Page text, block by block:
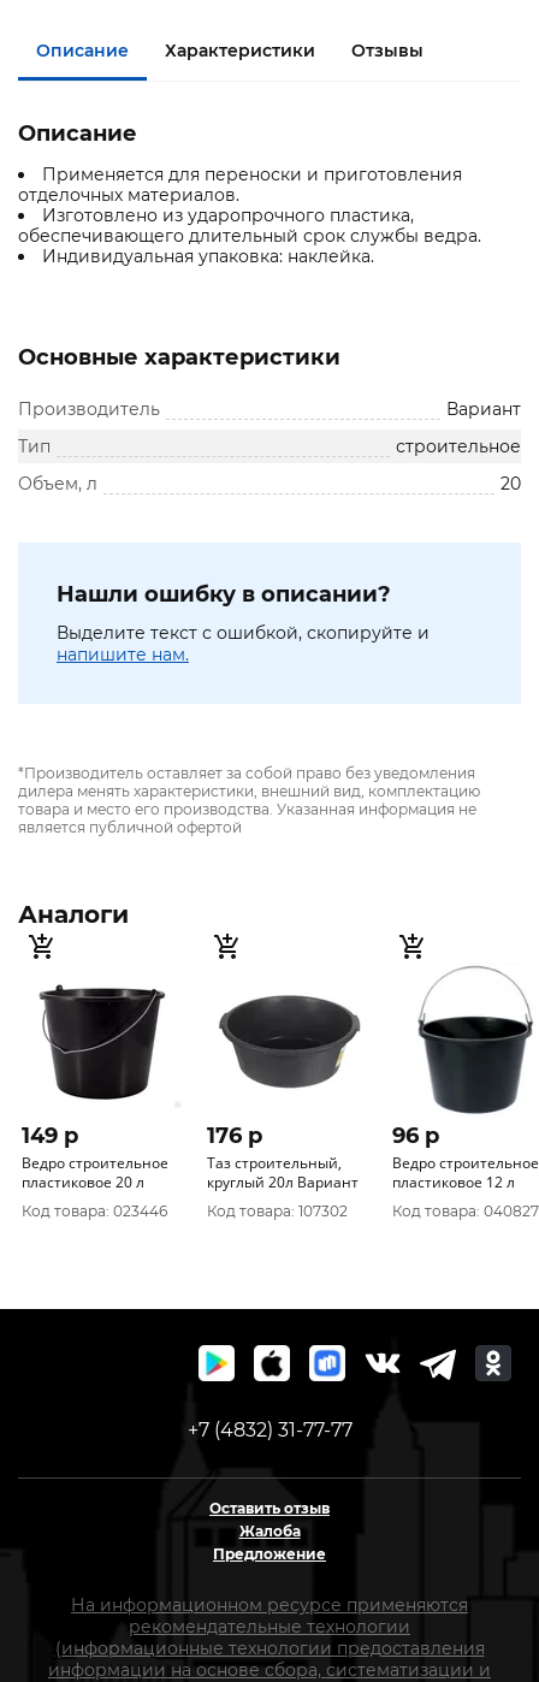
Описание Характеристики Отзывы
Описание
Применяется для переноски и приготовления
отделочных материалов.
Изготовлено из ударопрочного пластика,
обеспечивающего длительный срок службы ведра.
Индивидуальная упаковка: наклейка.
Основные характеристики
Производитель
Вариант
Тип
строительное
Объем, л
20
Нашли ошибку в описании?
Выделите текст с ошибкой, скопируйте и
напишите нам.
*Производитель оставляет за собой право без уведомления
дилера менять характеристики, внешний вид, комплектацию
товара и место его производства. Указанная информация не
является публичной офертой
Аналоги
149 p
Ведро строительное
пластиковое 20 л
Код товара: 023446
176 p
Таз строительный,
круглый 20л Вариант
Код товара: 107302
96 p
Ведро строительное
пластиковое 12 л
Код товара: 040827
+7 (4832) 31-77-77
Оставить отзыв
Жалоба
Предложение
На информационном ресурсе применяются
рекомендательные технологии
(информационные технологии предоставления
информации на основе сбора, систематизации и